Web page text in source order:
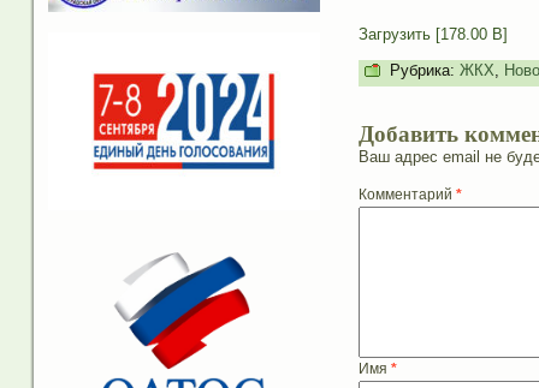
Загрузить [178.00 B]
Рубрика: ЖКХ,
Добавить
Ваш адрес email не
Комментарий *
Имя *